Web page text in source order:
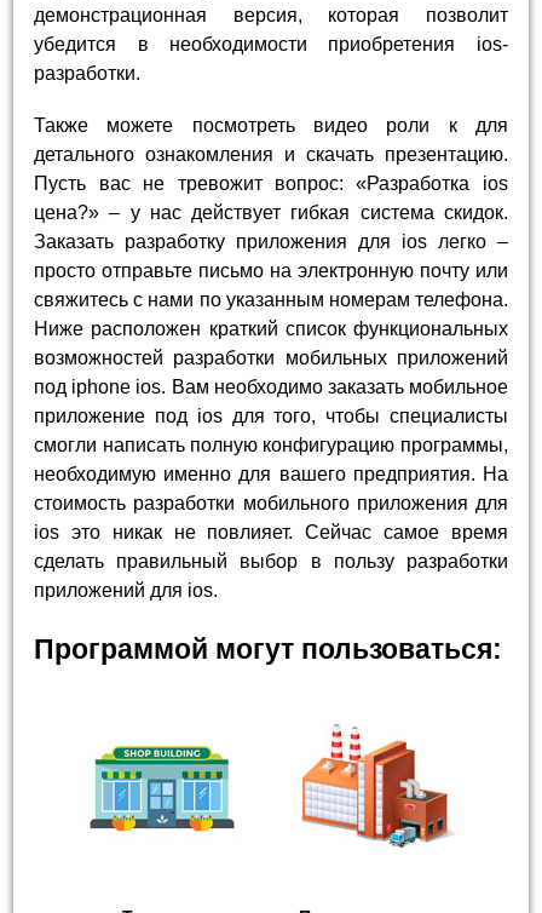
демонстрационная версия, которая позволит
убедится в необходимости приобретения ios-
разработки.
Также можете посмотреть видео роли к для
детального ознакомления и скачать презентацию.
Пусть вас не тревожит вопрос: «Разработка ios
цена?» – у нас действует гибкая система скидок.
Заказать разработку приложения для ios легко –
просто отправьте письмо на электронную почту или
свяжитесь с нами по указанным номерам телефона.
Ниже расположен краткий список функциональных
возможностей разработки мобильных приложений
под iphone ios. Вам необходимо заказать мобильное
приложение под ios для того, чтобы специалисты
смогли написать полную конфигурацию программы,
необходимую именно для вашего предприятия. На
стоимость разработки мобильного приложения для
ios это никак не повлияет. Сейчас самое время
сделать правильный выбор в пользу разработки
приложений для ios.
Программой могут пользоваться: